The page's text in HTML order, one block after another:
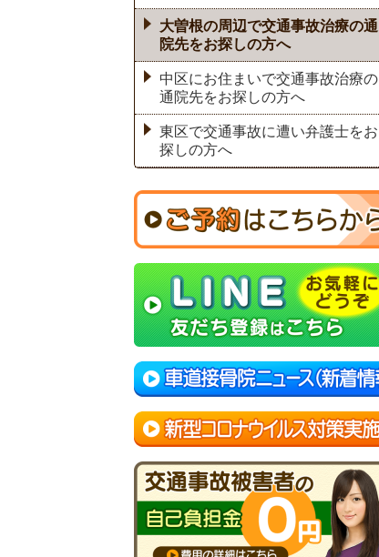
大曽根の周辺で交通事故治療の通
院先をお探しの方へ
中区にお住まいで交通事故治療の
通院先をお探しの方へ
東区で交通事故に遭い弁護士をお
探しの方へ